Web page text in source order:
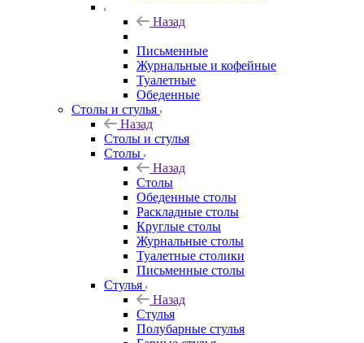
Назад
Письменные
Журнальные и кофейные
Туалетные
Обеденные
Столы и стулья
Назад
Столы и стулья
Столы
Назад
Столы
Обеденные столы
Раскладные столы
Круглые столы
Журнальные столы
Туалетные столики
Письменные столы
Стулья
Назад
Стулья
Полубарные стулья